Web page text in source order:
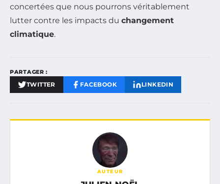
concertées que nous pourrons véritablement
lutter contre les impacts du changement
climatique.
PARTAGER :
TWITTER FACEBOOK LINKEDIN
AUTEUR